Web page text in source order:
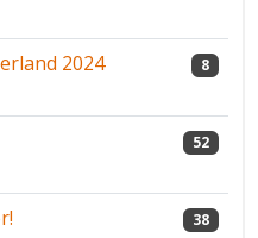
2024 8
52
38